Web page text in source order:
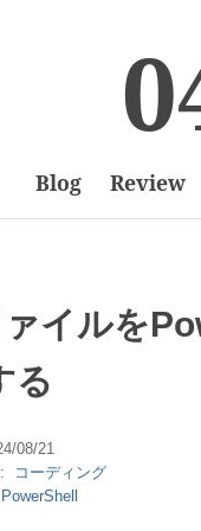
Blog Review
イルを
る
08/21
コーディング
PowerShell